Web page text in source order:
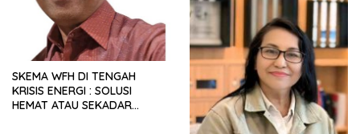
SKEMA WFH DI TENGAH
KRISIS ENERGI : SOLUSI
HEMAT ATAU SEKADAR